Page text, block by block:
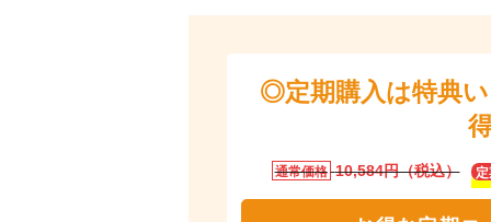
◎定期購入は特典
通常価格 10,584円（税込）